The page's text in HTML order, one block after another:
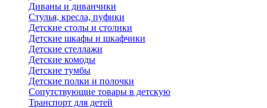
Диваны и диванчики
Стулья, кресла, пуфики
Детские столы и столики
Детские шкафы и шкафчики
Детские стеллажи
Детские комоды
Детские тумбы
Детские полки и полочки
Сопутствующие товары в детскую
Транспорт для детей